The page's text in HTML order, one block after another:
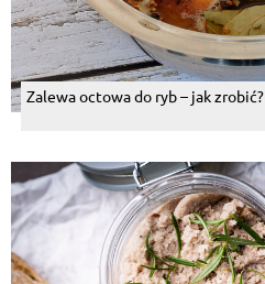
Zalewa octowa do ryb – jak zrobić?